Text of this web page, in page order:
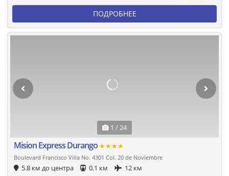
ПОДРОБНЕЕ
1 / 24
Mision Express Durango ★★★★
Boulevard Francisco Villa No. 4301 Col. 20 de Noviembre
5.8 км до центра 0.1 км 12 км